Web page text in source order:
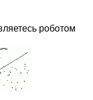
роботом